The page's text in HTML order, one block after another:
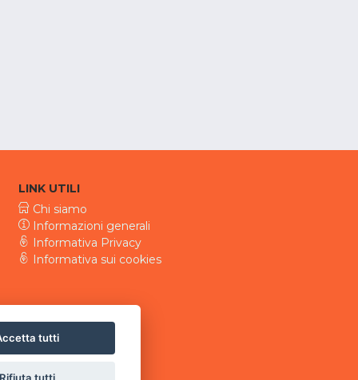
LINK UTILI
Chi siamo
Informazioni generali
Informativa Privacy
Informativa sui cookies
tutti
tutti